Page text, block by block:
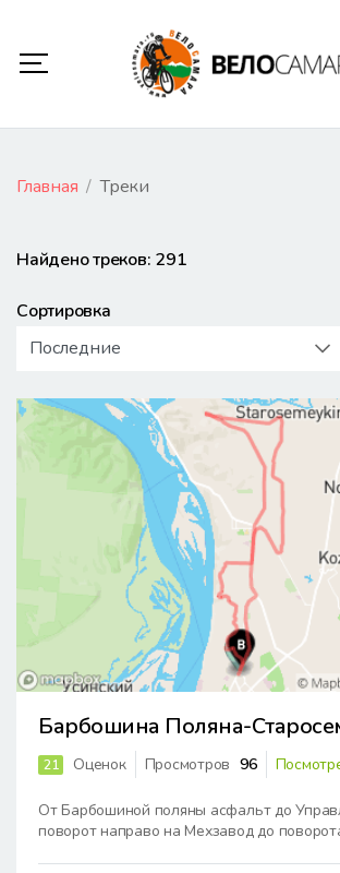
Главная Треки
Найдено треков: 291
Сортировка
Барбошина Поляна-
21 Оценок Просмотров 96
От Барбошиной поляны асфальт до
поворот направо на Мехзавод до